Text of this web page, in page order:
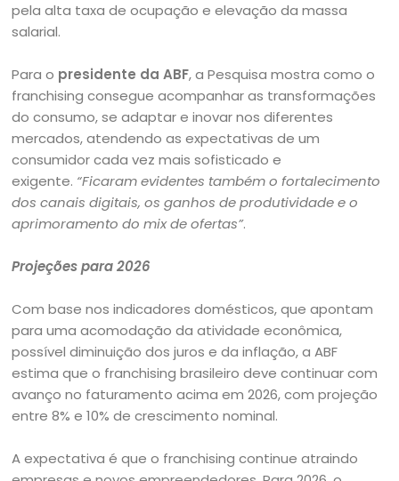
pela alta taxa de ocupação e elevação da massa
salarial.
Para o presidente da ABF, a Pesquisa mostra como o
franchising consegue acompanhar as transformações
do consumo, se adaptar e inovar nos diferentes
mercados, atendendo as expectativas de um
consumidor cada vez mais sofisticado e
exigente. “Ficaram evidentes também o fortalecimento
dos canais digitais, os ganhos de produtividade e o
aprimoramento do mix de ofertas”.
Projeções para 2026
Com base nos indicadores domésticos, que apontam
para uma acomodação da atividade econômica,
possível diminuição dos juros e da inflação, a ABF
estima que o franchising brasileiro deve continuar com
avanço no faturamento acima em 2026, com projeção
entre 8% e 10% de crescimento nominal.
A expectativa é que o franchising continue atraindo